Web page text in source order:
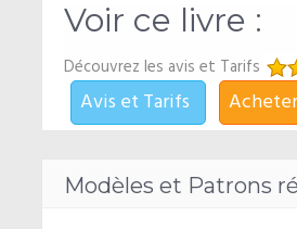
Voir ce livre :
Découvrez les avis et Tarifs
Acheter
Avis et Tarifs
Modèles et Patrons